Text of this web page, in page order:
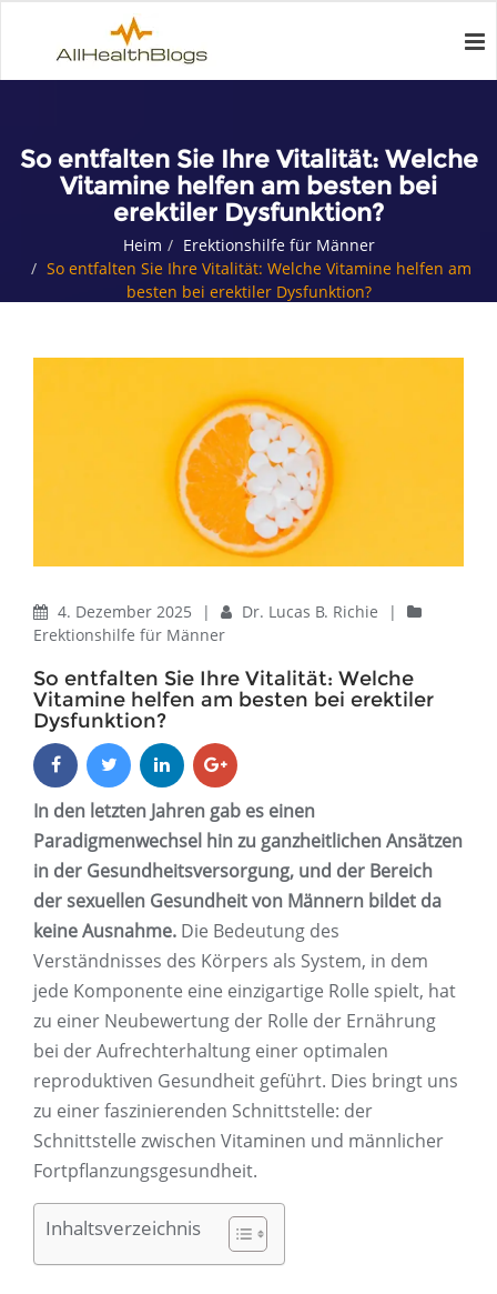
So entfalten Sie Ihre Vitalität: Welche
Vitamine helfen am besten bei
erektiler Dysfunktion?
Heim
Erektionshilfe für Männer
So entfalten Sie Ihre Vitalität: Welche Vitamine helfen am
besten bei erektiler Dysfunktion?
4. Dezember 2025 | Dr. Lucas B. Richie
|
Erektionshilfe für Männer
So entfalten Sie Ihre Vitalität: Welche
Vitamine helfen am besten bei erektiler
Dysfunktion?
In den letzten Jahren gab es einen
Paradigmenwechsel hin zu ganzheitlichen Ansätzen
in der Gesundheitsversorgung, und der Bereich
der sexuellen Gesundheit von Männern bildet da
keine Ausnahme. Die Bedeutung des
Verständnisses des Körpers als System, in dem
jede Komponente eine einzigartige Rolle spielt, hat
zu einer Neubewertung der Rolle der Ernährung
bei der Aufrechterhaltung einer optimalen
reproduktiven Gesundheit geführt. Dies bringt uns
zu einer faszinierenden Schnittstelle: der
Schnittstelle zwischen Vitaminen und männlicher
Fortpflanzungsgesundheit.
Inhaltsverzeichnis